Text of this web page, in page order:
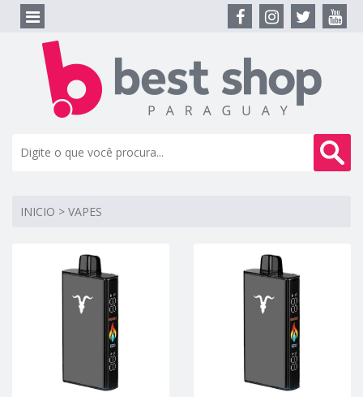
INICIO > VAPES